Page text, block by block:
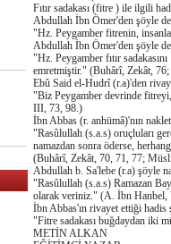
Fıtır sadakası (fitre ) ile ilgili
Abdullah İbn Ömer'den şöyle
"Hz. Peygamber fitrenin,
Abdullah İbn Ömer'den şöyle
"Hz. Peygamber fıtır
emretmiştir." (Buhârî, Zekât,
Ebû Said el-Hudrî (r.a)'den
"Biz Peygamber devrinde
III, 73, 98.)
İbn Abbas (r. anhümâ)'nın
"Rasûlullah (s.a.s) oruçluları
namazdan sonra öderse,
(Buhârî, Zekât, 70, 71, 77;
Abdullah b. Sa'lebe (r.a) şöyle
"Rasûlullah (s.a.s) Ramazan
olarak veriniz." (A. İbn Hanbel,
İbn Abbas'ın rivayet ettiği hadis
"Fitre sadakası buğdaydan iki
METİN ALKAN